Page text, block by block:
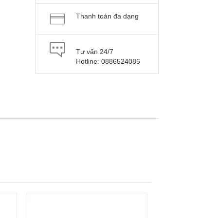
Thanh toán đa dạng
Tư vấn 24/7
Hotline: 0886524086